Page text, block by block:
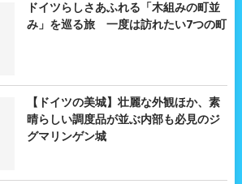
ドイツらしさあふれる「木組みの町並
み」を巡る旅 一度は訪れたい7つの町
【ドイツの美城】壮麗な外観ほか、素
晴らしい調度品が並ぶ内部も必見のジ
グマリンゲン城